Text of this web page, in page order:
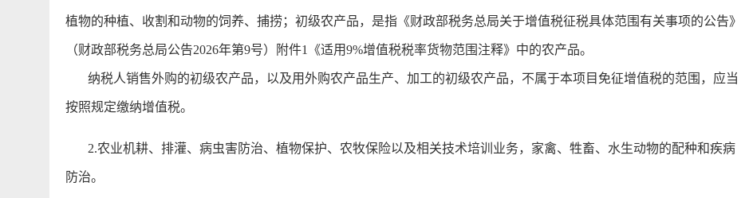
植物的种植、收割和动物的饲养、捕捞；初级农产品，是指《财政部税务总局关于增值税征税具体范围有关事项的公告》
（财政部税务总局公告2026年第9号）附件1《适用9%增值税税率货物范围注释》中的农产品。
纳税人销售外购的初级农产品，以及用外购农产品生产、加工的初级农产品，不属于本项目免征增值税的范围，应当
按照规定缴纳增值税。
2.农业机耕、排灌、病虫害防治、植物保护、农牧保险以及相关技术培训业务，家禽、牲畜、水生动物的配种和疾病
防治。